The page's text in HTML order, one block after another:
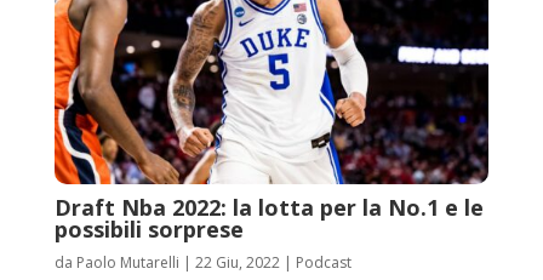
Draft Nba 2022: la lotta per la No.1 e le
possibili sorprese
da Paolo Mutarelli | 22 Giu, 2022| Podcast